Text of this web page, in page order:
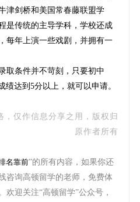
津剑桥和美国常春藤联盟学
是传统的主导学科，学校还成
每年上演一些戏剧，并拥有一
取条件并不苛刻，只要初中
绩达到5分以上，就可以申请。
，仅作信息分享之用，版权归
原作者所有
名靠前”的所有内容，如果你还
咨询高顿留学的老师，免费体
迎关注“高顿留学”公众号，